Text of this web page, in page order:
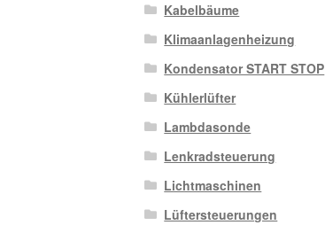
Kabelbäume
Klimaanlagenheizung
Kondensator START STOP
Kühlerlüfter
Lambdasonde
Lenkradsteuerung
Lichtmaschinen
Lüftersteuerungen